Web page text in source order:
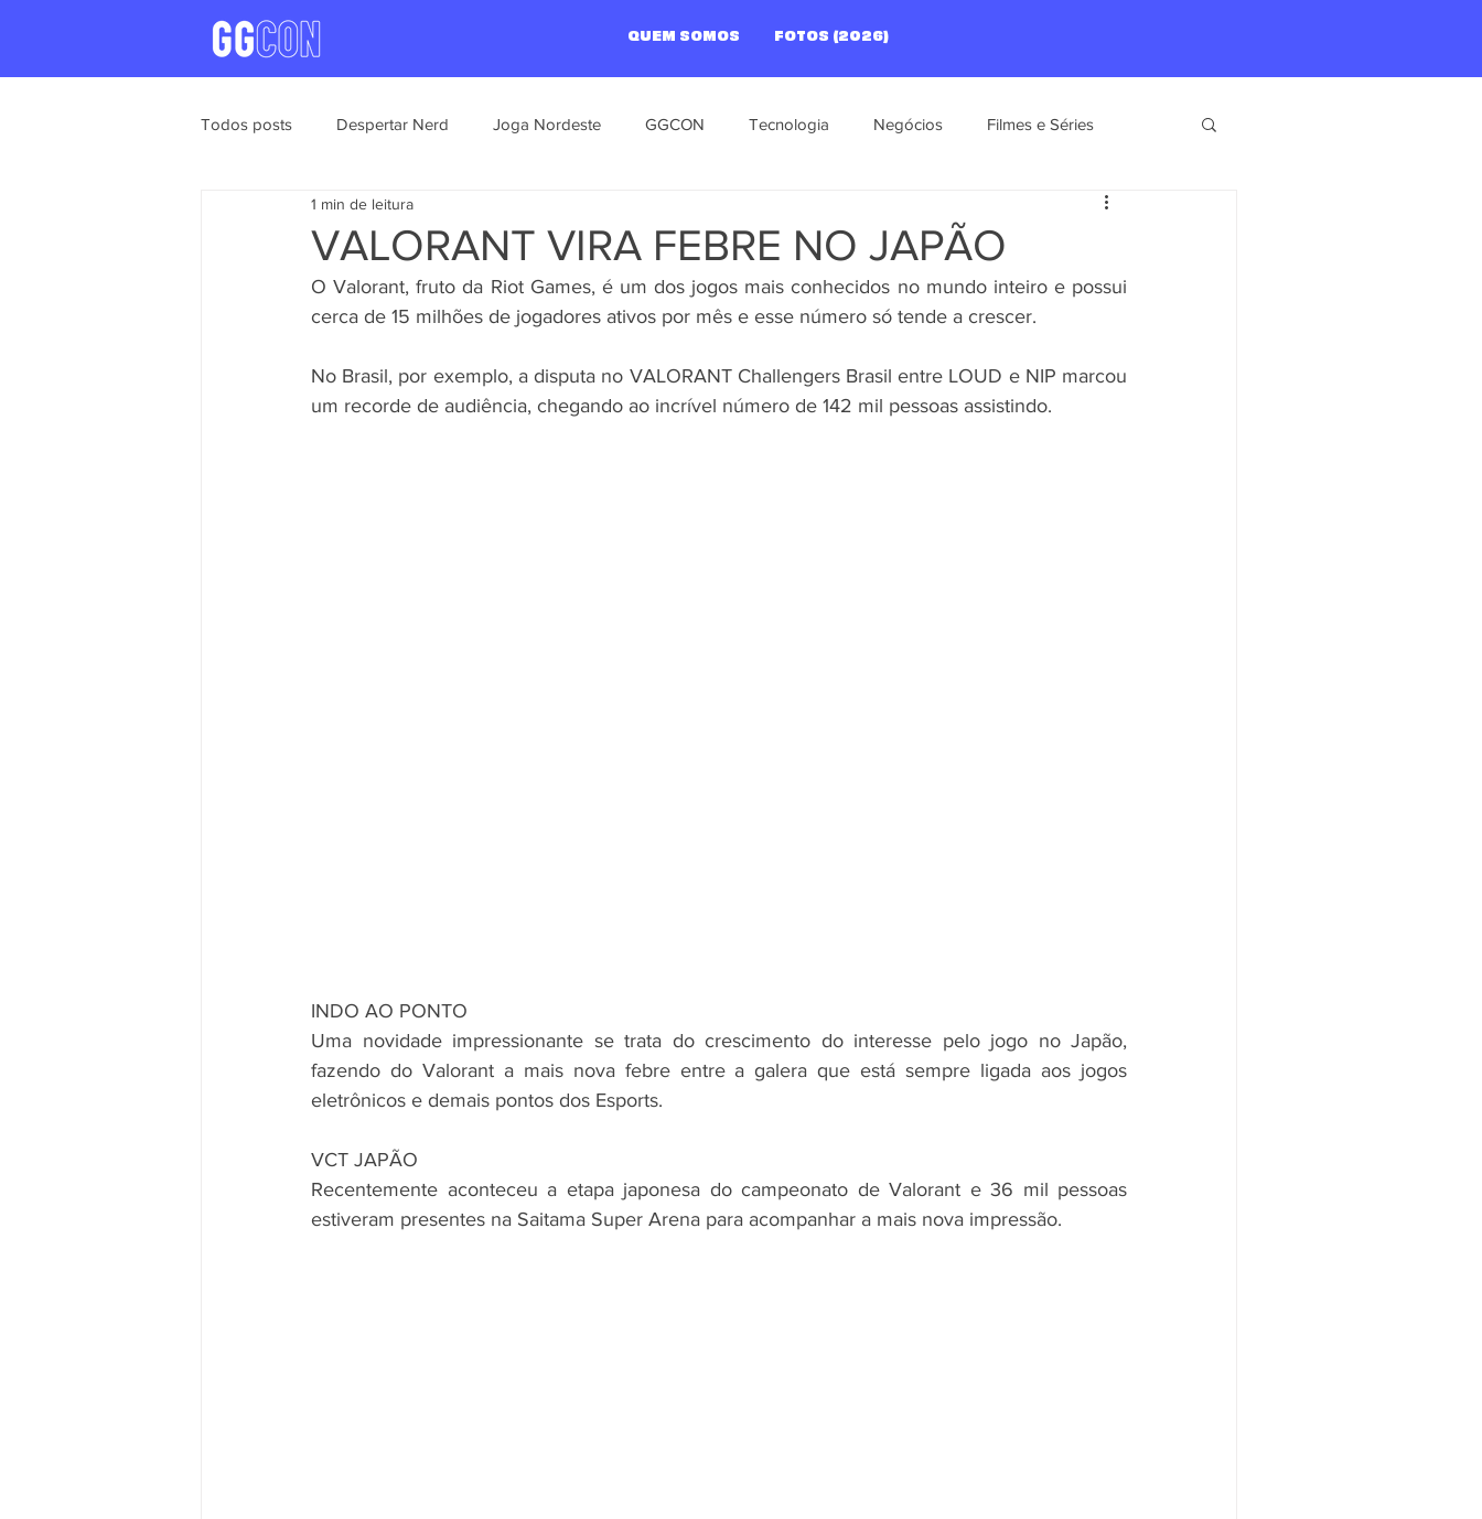
QUEM SOMOS FOTOS (2026)
Todos posts Despertar Nerd Joga Nordeste GGCON Tecnologia Negócios Filmes e Séries
Games
VALORANT VIRA FEBRE NO JAPÃO
1 min de leitura
O Valorant, fruto da Riot Games, é um dos jogos mais conhecidos no mundo inteiro e possui
cerca de 15 milhões de jogadores ativos por mês e esse número só tende a crescer.
No Brasil, por exemplo, a disputa no VALORANT Challengers Brasil entre LOUD e NIP marcou
um recorde de audiência, chegando ao incrível número de 142 mil pessoas assistindo.
INDO AO PONTO
Uma novidade impressionante se trata do crescimento do interesse pelo jogo no Japão,
fazendo do Valorant a mais nova febre entre a galera que está sempre ligada aos jogos
eletrônicos e demais pontos dos Esports.
VCT JAPÃO
Recentemente aconteceu a etapa japonesa do campeonato de Valorant e 36 mil pessoas
estiveram presentes na Saitama Super Arena para acompanhar a mais nova impressão.